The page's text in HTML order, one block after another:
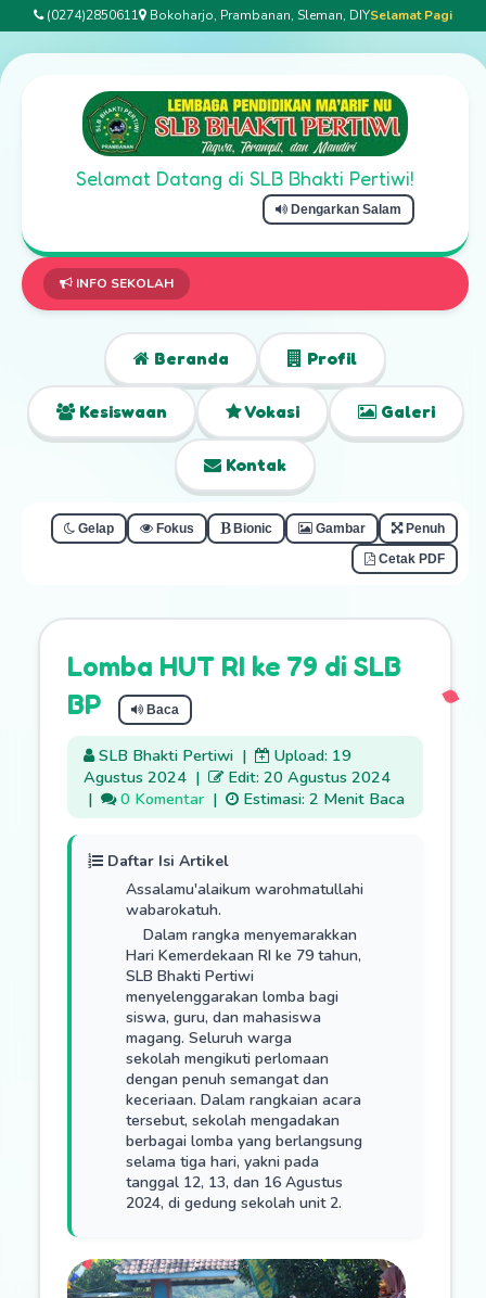
(0274)2850611 Bokoharjo, Prambanan, Sleman, DIYSelamat Pagi
Selamat Datang di SLB Bhakti Pertiwi!
Dengarkan Salam
INFO SEKOLAH Selamat
Beranda Profil
Kesiswaan Vokasi Galeri
Kontak
Gelap Fokus Bionic Gambar
Penuh
Cetak PDF
Lomba HUT RI ke 79 di SLB
BP
Baca
SLB Bhakti Pertiwi |
Upload: 19
Agustus 2024 |
Edit: 20 Agustus 2024
|
0 Komentar | Estimasi: 2 Menit Baca
Daftar Isi Artikel
Assalamu'alaikum warohmatullahi
wabarokatuh.
Dalam rangka menyemarakkan
Hari Kemerdekaan RI ke 79 tahun,
SLB Bhakti Pertiwi
menyelenggarakan lomba bagi
siswa, guru, dan mahasiswa
magang. Seluruh warga
sekolah mengikuti perlomaan
dengan penuh semangat dan
keceriaan. Dalam rangkaian acara
tersebut, sekolah mengadakan
berbagai lomba yang berlangsung
selama tiga hari, yakni pada
tanggal 12, 13, dan 16 Agustus
2024, di gedung sekolah unit 2.